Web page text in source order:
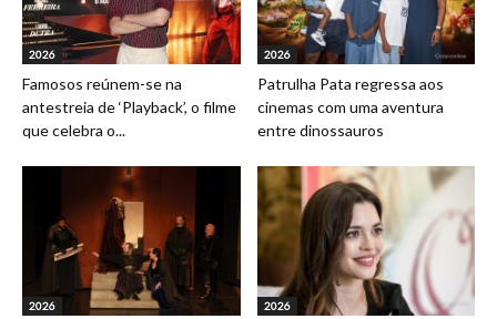
2026
Famosos reúnem-se na
antestreia de ‘Playback’, o filme
que celebra o...
2026
Patrulha Pata regressa aos
cinemas com uma aventura
entre dinossauros
2026 2026